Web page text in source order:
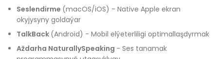
Seslendirme (macOS/iOS) - Native Apple ekran
okyjysyny goldaýar
TalkBack (Android) - Mobil elýeterliligi optimallaşdyrmak
Aždarha NaturallySpeaking - Ses tanamak